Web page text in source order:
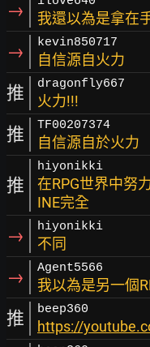
→ 我還以為是拿在
→ kevin850717
自信源自火力
推 dragonfly667
火力!!!
推 TF00207374
自信源自於火力
推
hiyonikki
在RPG世界中努
INE完全
→ hiyonikki
不同
→ Agent5566
我以為是另一個
推 beep360
https://